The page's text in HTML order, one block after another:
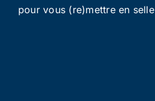
pour vous (re)mettre en selle